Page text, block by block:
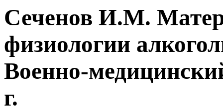
Сеченов И.М.
физиологии
Военно-
г.